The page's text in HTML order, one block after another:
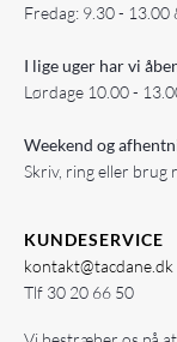
Fredag: 9.30 - 13.00
I lige uger har vi
Lørdage 10.00 -
Weekend og
Skriv, ring eller brug
KUNDESERVICE
kontakt@tacdane.dk
Tlf 30 20 66 50